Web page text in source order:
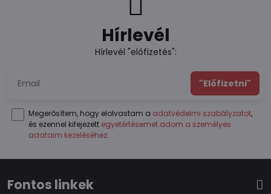
Hírlevél
Hírlevél "előfizetés":
"Előfizetni"
Megerősítem, hogy elolvastam a adatvédelmi szabályzatot,
és ezennel kifejezett egyetértésemet adom a személyes
adataim kezeléséhez.
Fontos linkek